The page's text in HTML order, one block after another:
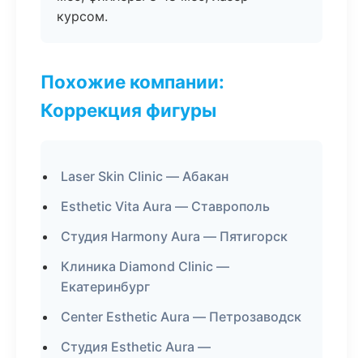
курсом.
Похожие компании:
Коррекция фигуры
Laser Skin Clinic — Абакан
Esthetic Vita Aura — Ставрополь
Студия Harmony Aura — Пятигорск
Клиника Diamond Clinic —
Екатеринбург
Center Esthetic Aura — Петрозаводск
Студия Esthetic Aura —